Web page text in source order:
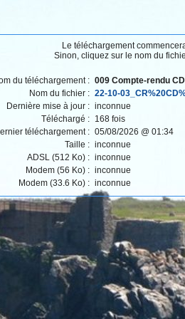
Le téléchargement
Sinon, cliquez sur le nom du
du téléchargement : 009 Compte-rendu
Nom du fichier : 22-10-
Dernière mise à jour : inconnue
Téléchargé : 168 fois
téléchargement : 05/08/2026 @ 01:34
Taille : inconnue
ADSL (512 Ko) : inconnue
Modem (56 Ko) : inconnue
Modem (33.6 Ko) : inconnue